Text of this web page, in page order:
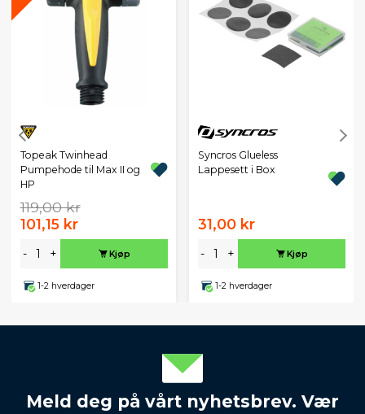
Topeak Twinhead
Pumpehode til Max II og
HP
119,00 kr
101,15 kr
- + Kjøp
1-2 hverdager
Syncros Glueless
Lappesett i Box
31,00 kr
- + Kjøp
1-2 hverdager
Meld deg på vårt nyhetsbrev. Vær